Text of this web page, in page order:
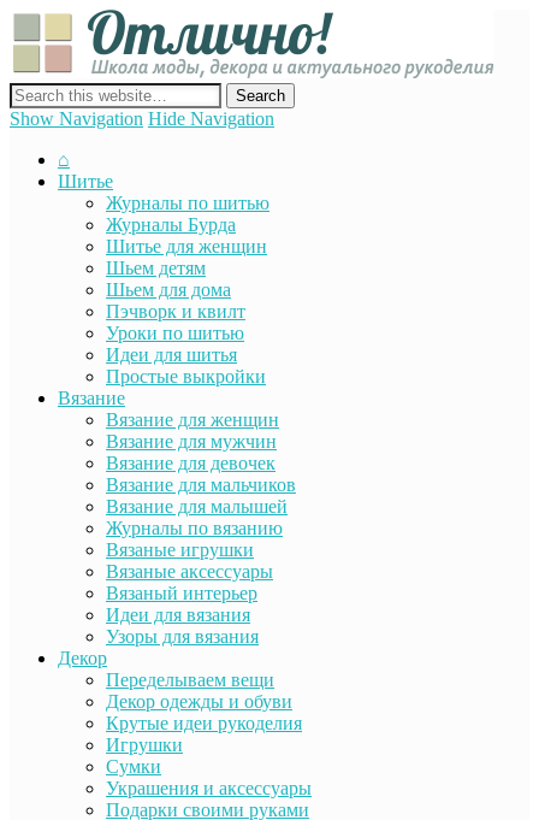
сайт о декоре, дизайне и моде, вязании, шитье и других видах
рукоделия
Show Navigation Hide Navigation
⌂
Шитье
Журналы по шитью
Журналы Бурда
Шитье для женщин
Шьем детям
Шьем для дома
Пэчворк и квилт
Уроки по шитью
Идеи для шитья
Простые выкройки
Вязание
Вязание для женщин
Вязание для мужчин
Вязание для девочек
Вязание для мальчиков
Вязание для малышей
Журналы по вязанию
Вязаные игрушки
Вязаные аксессуары
Вязаный интерьер
Идеи для вязания
Узоры для вязания
Декор
Переделываем вещи
Декор одежды и обуви
Крутые идеи рукоделия
Игрушки
Сумки
Украшения и аксессуары
Подарки своими руками